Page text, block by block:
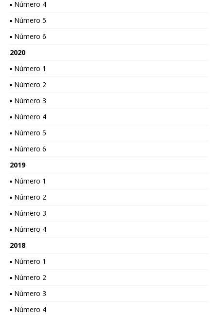
▪ Número 4
▪ Número 5
▪ Número 6
2020
▪ Número 1
▪ Número 2
▪ Número 3
▪ Número 4
▪ Número 5
▪ Número 6
2019
▪ Número 1
▪ Número 2
▪ Número 3
▪ Número 4
2018
▪ Número 1
▪ Número 2
▪ Número 3
▪ Número 4